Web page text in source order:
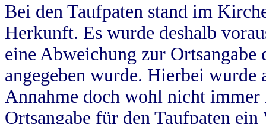
Bei den Taufpaten stand im
Herkunft. Es wurde deshalb
eine Abweichung zur
angegeben wurde. Hierbei wurde
Annahme doch wohl nicht
Ortsangabe für den Taufpaten